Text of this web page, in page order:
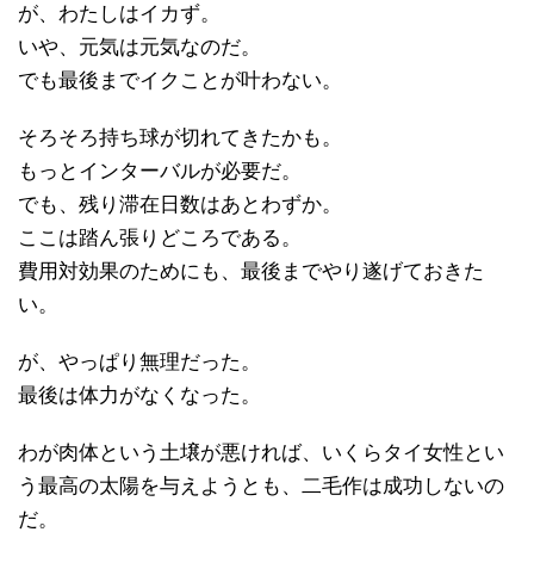
が、わたしはイカず。
いや、元気は元気なのだ。
でも最後までイクことが叶わない。
そろそろ持ち球が切れてきたかも。
もっとインターバルが必要だ。
でも、残り滞在日数はあとわずか。
ここは踏ん張りどころである。
費用対効果のためにも、最後までやり遂げておきた
い。
が、やっぱり無理だった。
最後は体力がなくなった。
わが肉体という土壌が悪ければ、いくらタイ女性とい
う最高の太陽を与えようとも、二毛作は成功しないの
だ。